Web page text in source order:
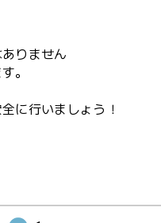
りません
。
いましょう！